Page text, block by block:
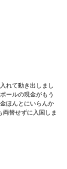
れて動き出しまし
ールの現金がもう
ほんとにいらんか
両替せずに入国しま